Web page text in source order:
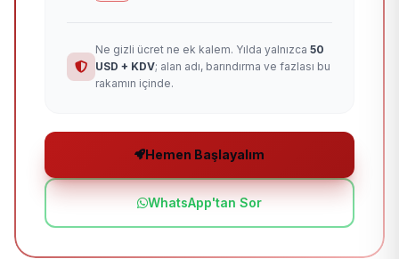
Ne gizli ücret ne ek kalem. Yılda yalnızca 50
USD + KDV; alan adı, barındırma ve fazlası bu
rakamın içinde.
Hemen Başlayalım
WhatsApp'tan Sor